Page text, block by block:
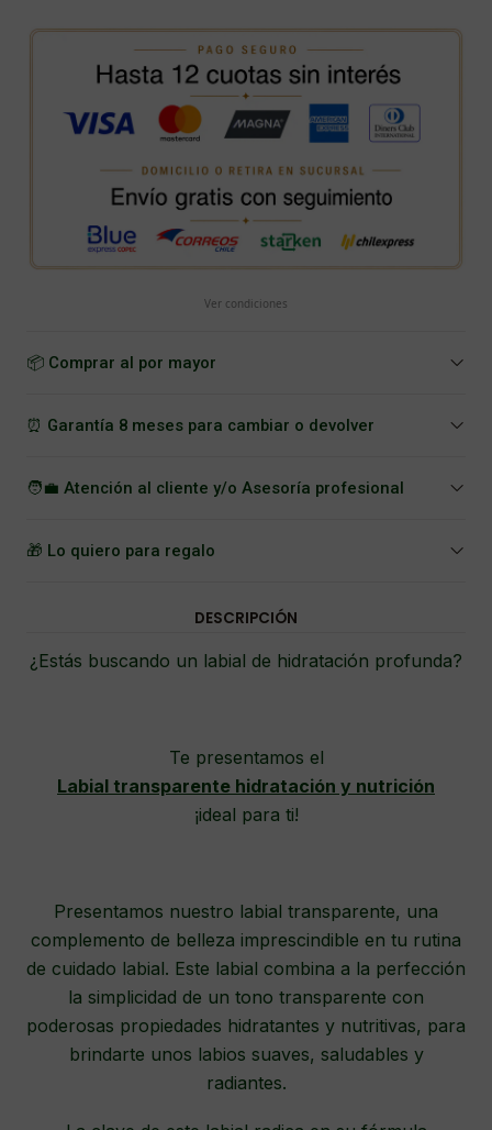
Ver condiciones
📦 Comprar al por mayor
⏰ Garantía 8 meses para cambiar o devolver
🧑‍💼 Atención al cliente y/o Asesoría profesional
🎁 Lo quiero para regalo
DESCRIPCIÓN
¿Estás buscando un labial de hidratación profunda?
Te presentamos el
Labial transparente hidratación y nutrición
¡ideal para ti!
Presentamos nuestro labial transparente, una
complemento de belleza imprescindible en tu rutina
de cuidado labial. Este labial combina a la perfección
la simplicidad de un tono transparente con
poderosas propiedades hidratantes y nutritivas, para
brindarte unos labios suaves, saludables y
radiantes.